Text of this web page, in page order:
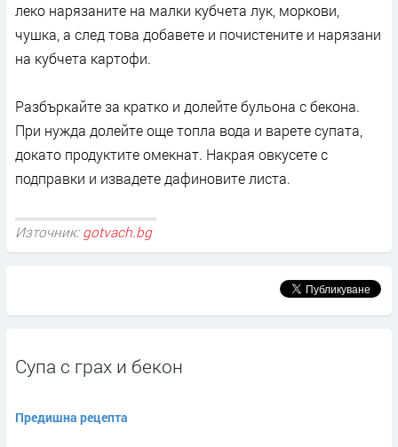
леко нарязаните на малки кубчета лук, моркови,
чушка, а след това добавете и почистените и нарязани
на кубчета картофи.
Разбъркайте за кратко и долейте бульона с бекона.
При нужда долейте още топла вода и варете супата,
докато продуктите омекнат. Накрая овкусете с
подправки и извадете дафиновите листа.
Източник: gotvach.bg
Супа с грах и бекон
Предишна рецепта